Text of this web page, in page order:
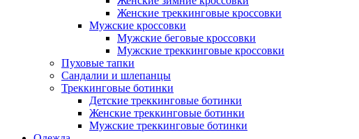
Женские треккинговые кроссовки
Мужские кроссовки
Мужские беговые кроссовки
Мужские треккинговые кроссовки
Пуховые тапки
Сандалии и шлепанцы
Треккинговые ботинки
Детские треккинговые ботинки
Женские треккинговые ботинки
Мужские треккинговые ботинки